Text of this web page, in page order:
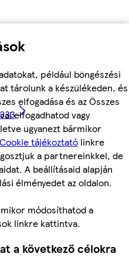
például böngészési
tárolunk a készülékeden, és
elfogadása és az Összes
elfogadhatod vagy
ugyanezt bármikor
tájékoztató linkre
a partnereinkkel, de
A beállításaid alapján
élményedet az oldalon.
módosíthatod a
linkre kattintva.
a következő célokra